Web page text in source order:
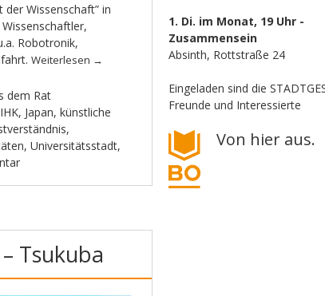
Wissenschaft” in
Robotronik,
Weiterlesen →
dem Rat
IHK, Japan, künstliche
,
, Universitätsstadt,
Tsukuba
1. Di. im Monat, 19 Uhr -
Zusammensein
Absinth, Rottstraße 24
Eingeladen sind die
Freunde und Interessierte
Von hier aus.